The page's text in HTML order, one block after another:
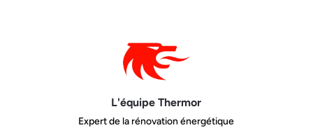
L'équipe Thermor
Expert de la rénovation énergétique